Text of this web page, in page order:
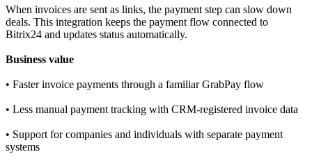
When invoices are sent as links, the payment step can slow down
deals. This integration keeps the payment flow connected to
Bitrix24 and updates status automatically.
Business value
• Faster invoice payments through a familiar GrabPay flow
• Less manual payment tracking with CRM‑registered invoice data
• Support for companies and individuals with separate payment
systems